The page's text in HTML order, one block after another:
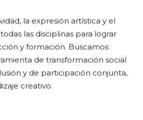
la expresión artística y el
las disciplinas para lograr
y formación. Buscamos
de transformación social
y de participación conjunta,
creativo.